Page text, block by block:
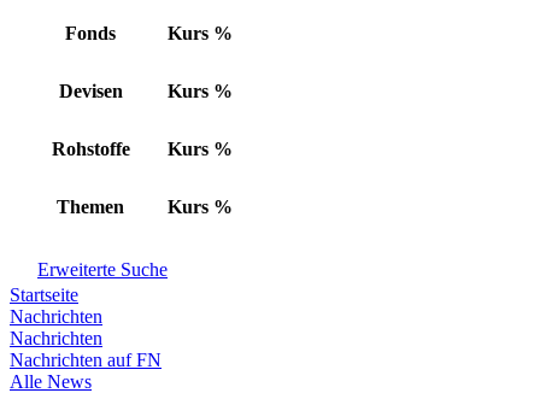
Fonds Kurs %
Devisen Kurs %
Rohstoffe Kurs %
Themen Kurs %
Erweiterte Suche
Startseite
Nachrichten
Nachrichten
Nachrichten auf FN
Alle News